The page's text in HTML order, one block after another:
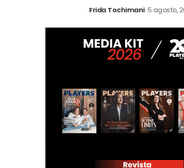
Frida Tochimani 5 agosto,